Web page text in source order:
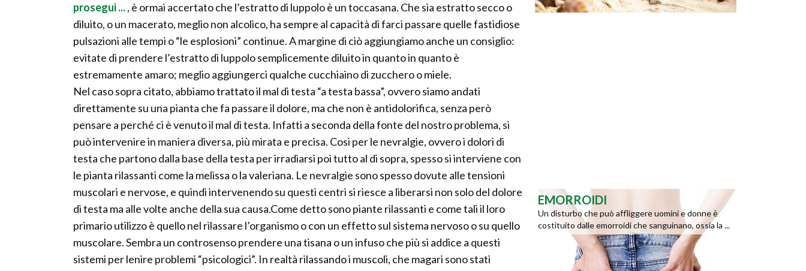
prosegui ..., è ormai accertato che l’estratto di luppolo è un toccasana. Che sia estratto secco o
diluito, o un macerato, meglio non alcolico, ha sempre al capacità di farci passare quelle fastidiose
pulsazioni alle tempi o “le esplosioni” continue. A margine di ciò aggiungiamo anche un consiglio:
evitate di prendere l’estratto di luppolo semplicemente diluito in quanto in quanto è
estremamente amaro; meglio aggiungerci qualche cucchiaino di zucchero o miele.
Nel caso sopra citato, abbiamo trattato il mal di testa “a testa bassa”, ovvero siamo andati
direttamente su una pianta che fa passare il dolore, ma che non è antidolorifica, senza però
pensare a perché ci è venuto il mal di testa. Infatti a seconda della fonte del nostro problema, si
può intervenire in maniera diversa, più mirata e precisa. Cosi per le nevralgie, ovvero i dolori di
testa che partono dalla base della testa per irradiarsi poi tutto al di sopra, spesso si interviene con
le pianta rilassanti come la melissa o la valeriana. Le nevralgie sono spesso dovute alle tensioni
muscolari e nervose, e quindi intervenendo su questi centri si riesce a liberarsi non solo del dolore
di testa ma alle volte anche della sua causa.Come detto sono piante rilassanti e come tali il loro
primario utilizzo è quello nel rilassare l’organismo o con un effetto sul sistema nervoso o su quello
muscolare. Sembra un controsenso prendere una tisana o un infuso che più si addice a questi
sistemi per lenire problemi “psicologici”. In realtà rilassando i muscoli, che magari sono stati
EMORROIDI
Un disturbo che può affliggere uomini e donne è
costituito dalle emorroidi che sanguinano, ossia la ...